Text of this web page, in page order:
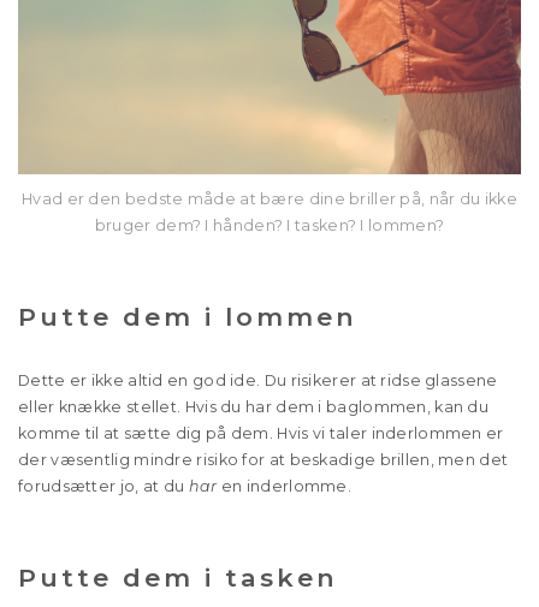
Hvad er den bedste måde at bære dine briller på, når du ikke
bruger dem? I hånden? I tasken? I lommen?
Putte dem i lommen
Dette er ikke altid en god ide. Du risikerer at ridse glassene
eller knække stellet. Hvis du har dem i baglommen, kan du
komme til at sætte dig på dem. Hvis vi taler inderlommen er
der væsentlig mindre risiko for at beskadige brillen, men det
forudsætter jo, at du haren inderlomme.
Putte dem i tasken